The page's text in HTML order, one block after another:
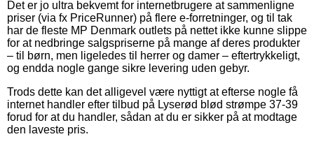
Det er jo ultra bekvemt for internetbrugere at sammenligne
priser (via fx PriceRunner) på flere e-forretninger, og til tak
har de fleste MP Denmark outlets på nettet ikke kunne slippe
for at nedbringe salgspriserne på mange af deres produkter
– til børn, men ligeledes til herrer og damer – eftertrykkeligt,
og endda nogle gange sikre levering uden gebyr.
Trods dette kan det alligevel være nyttigt at efterse nogle få
internet handler efter tilbud på Lyserød blød strømpe 37-39
forud for at du handler, sådan at du er sikker på at modtage
den laveste pris.